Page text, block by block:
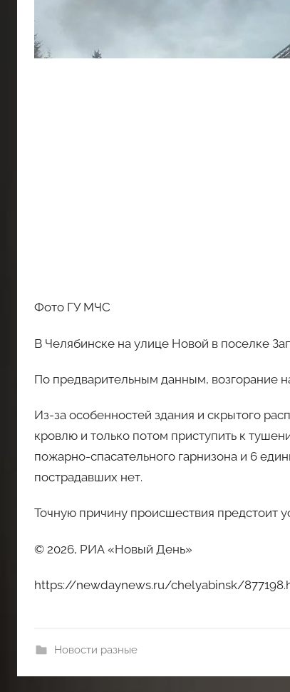
Фото ГУ МЧС
В Челябинске на улице Новой в поселке
По предварительным данным, возгорание
Из-за особенностей здания и скрытого
кровлю и только потом приступить к
пожарно-спасательного гарнизона и 6
пострадавших нет.
Точную причину происшествия предстоит
© 2026, РИА «Новый День»
https://newdaynews.ru/chelyabinsk/
Новости разные